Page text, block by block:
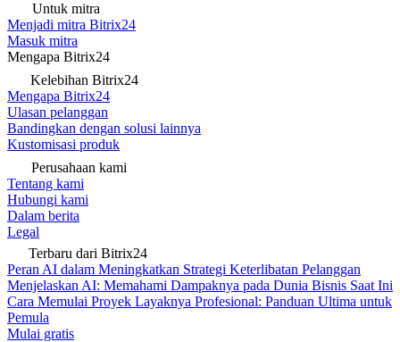
Untuk mitra
Menjadi mitra Bitrix24
Masuk mitra
Mengapa Bitrix24
Kelebihan Bitrix24
Mengapa Bitrix24
Ulasan pelanggan
Bandingkan dengan solusi lainnya
Kustomisasi produk
Perusahaan kami
Tentang kami
Hubungi kami
Dalam berita
Legal
Terbaru dari Bitrix24
Peran AI dalam Meningkatkan Strategi Keterlibatan Pelanggan
Menjelaskan AI: Memahami Dampaknya pada Dunia Bisnis Saat Ini
Cara Memulai Proyek Layaknya Profesional: Panduan Ultima untuk
Pemula
Mulai gratis